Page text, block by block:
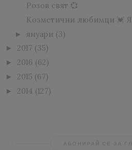
Розов свят 💞
Козметични любимци 💓
► януари (3)
► 2017 (35)
► 2016 (62)
► 2015 (67)
► 2014 (127)